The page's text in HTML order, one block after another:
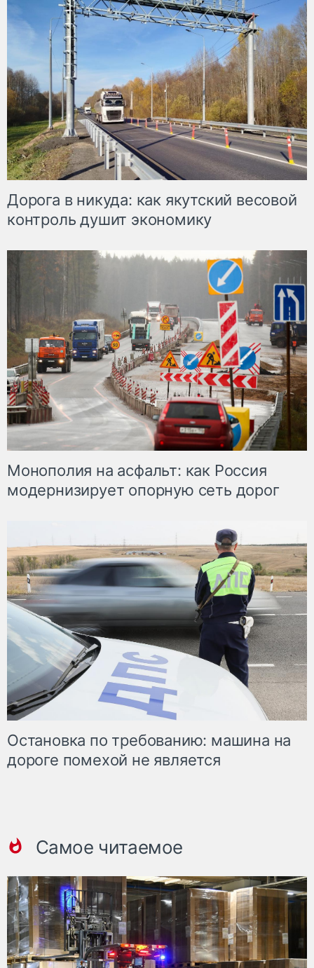
Дорога в никуда: как якутский весовой
контроль душит экономику
Монополия на асфальт: как Россия
модернизирует опорную сеть дорог
Остановка по требованию: машина на
дороге помехой не является
Самое читаемое